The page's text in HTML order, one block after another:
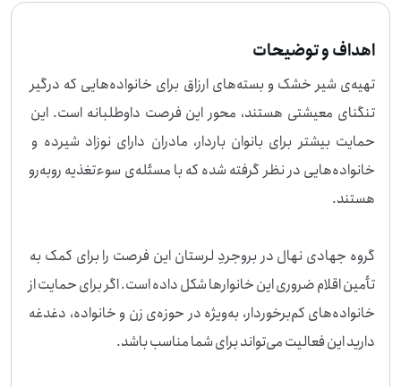
اهداف و توضیحات
تهیه‌ی شیر خشک و بسته‌های ارزاق برای خانواده‌هایی که درگیر
تنگنای معیشتی هستند، محور این فرصت داوطلبانه است. این
حمایت بیشتر برای بانوان باردار، مادران دارای نوزاد شیرده و
خانواده‌هایی در نظر گرفته شده که با مسئله‌ی سوءتغذیه روبه‌رو
گروه جهادی نهال در بروجردِ لرستان این فرصت را برای کمک به
تأمین اقلام ضروری این خانوارها شکل داده است. اگر برای حمایت از
خانواده‌های کم‌برخوردار، به‌ویژه در حوزه‌ی زن و خانواده، دغدغه